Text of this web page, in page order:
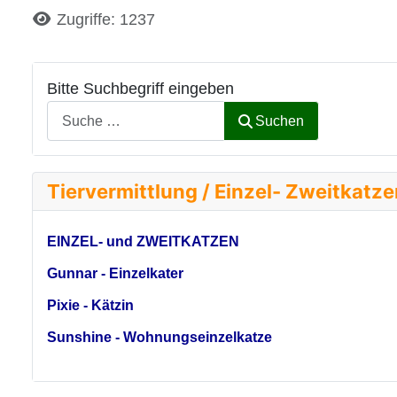
Bitte Suchbegriff eingeben
Suchen
Tiervermittlung / Einzel-
EINZEL- und ZWEITKATZEN
Gunnar - Einzelkater
Pixie - Kätzin
Sunshine - Wohnungseinzelkatze
DetailsZugriffe: 1237